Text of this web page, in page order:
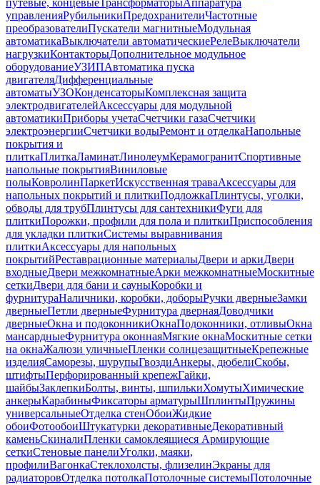
путевые, концевыеТрансформаторыАппаратура
управленияРубильникиПредохранителиЧастотные
преобразователиПускатели магнитныеМодульная
автоматикаВыключатели автоматическиеРелеВыключатели
нагрузкиКонтакторыДополнительное модульное
оборудованиеУЗИПАвтоматика пуска
двигателяДифференциальные
автоматыУЗОКонденсаторыКомплексная защита
электродвигателейАксессуары для модульной
автоматикиПриборы учетаСчетчики газаСчетчики
электроэнергииСчетчики водыРемонт и отделкаНапольные
покрытия и
плиткаПлиткаЛаминатЛинолеумКерамогранитСпортивные
напольные покрытияВиниловые
полыКовролинПаркетИскусственная траваАксессуары для
напольных покрытий и плиткиПодложкаПлинтусы, уголки,
обводы для трубПлинтусы для сантехникиФуги для
плиткиПорожки, профили для пола и плиткиПриспособления
для укладки плиткиСистемы выравнивания
плиткиАксессуары для напольных
покрытийРеставрационные материалыДвери и аркиДвери
входныеДвери межкомнатныеАрки межкомнатныеМоскитные
сеткиДвери для бани и сауныКоробки и
фурнитураНаличники, коробки, доборыРучки дверныеЗамки
дверныеПетли дверныеФурнитура двернаяДоводчики
дверныеОкна и подоконникиОкнаПодоконники, отливыОкна
мансардныеФурнитура оконнаяМягкие окнаМоскитные сетки
на окнаЖалюзи уличныеПленки солнцезащитныеКрепежные
изделияСаморезы, шурупыГвоздиАнкеры, дюбелиСкобы,
штифтыПерфорированный крепежГайки,
шайбыЗаклепкиБолты, винты, шпилькиХомутыХимические
анкерыКарабиныФиксаторы арматурыШплинтыПружины
универсальныеОтделка стенОбоиЖидкие
обоиФотообоиШтукатурки декоративныеДекоративный
каменьСкиналиПленки самоклеящиеся Армирующие
сеткиСтеновые панелиУголки, маяки,
профилиВагонкаСтеклохолсты, флизелинЭкраны для
радиаторовОтделка потолкаПотолочные системыПотолочные